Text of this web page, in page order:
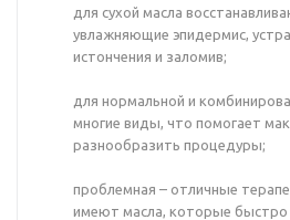
для сухой масла
увлажняющие эпидермис,
истончения и заломив;
для нормальной и
многие виды, что помогает
разнообразить процедуры;
проблемная – отличные
имеют масла, которые быстро